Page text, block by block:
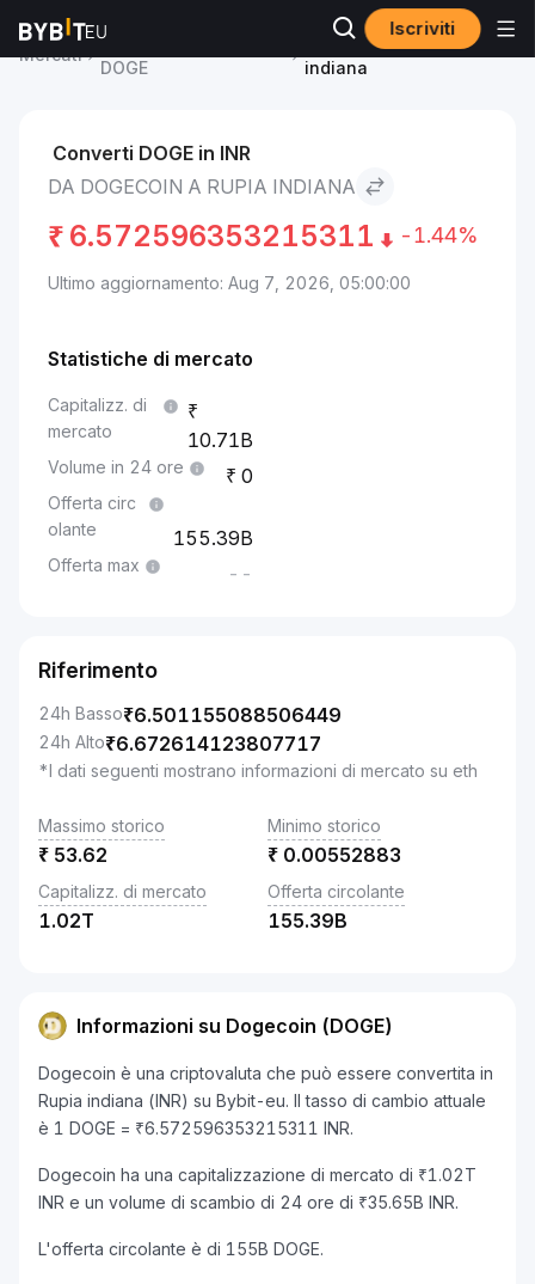
Iscriviti
Mercati
Prezzo Dogecoin
DOGE
Dogecoin to Rupia
indiana
Converti DOGE in INR
DA DOGECOIN A RUPIA INDIANA
₹ 6.572596353215311 -1.44%
Ultimo aggiornamento: Aug 7, 2026, 05:00:00
Statistiche di mercato
Capitalizz. di
mercato
10.71B
Volume in 24 ore 0
Offerta circ
olante
155.39B
Offerta max --
Riferimento
24h Basso₹6.501155088506449
24h Alto₹6.672614123807717
*I dati seguenti mostrano informazioni di mercato su eth
Massimo storico
₹ 53.62
Minimo storico
₹ 0.00552883
Capitalizz. di mercato
1.02T
Offerta circolante
155.39B
Informazioni su Dogecoin (DOGE)
Dogecoin è una criptovaluta che può essere convertita in
Rupia indiana (INR) su Bybit-eu. Il tasso di cambio attuale
è 1 DOGE = ₹6.572596353215311 INR.
Dogecoin ha una capitalizzazione di mercato di ₹1.02T
INR e un volume di scambio di 24 ore di ₹35.65B INR.
L'offerta circolante è di 155B DOGE.